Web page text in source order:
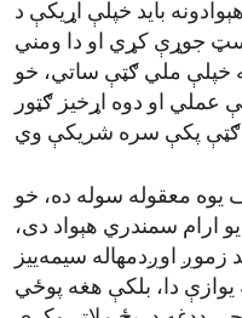
باید خپلې اړیکې د
جوړې کړي او دا ومني
خپلې ملي ګټې ساتي، خو
عملي او دوه اړخیز ګټور
معقوله سوله ده، خو
ارام سمندري هېواد دی،
زموږ اوږدمهاله سیمه‌ییز
یوازې دا، بلکې هغه پوځي